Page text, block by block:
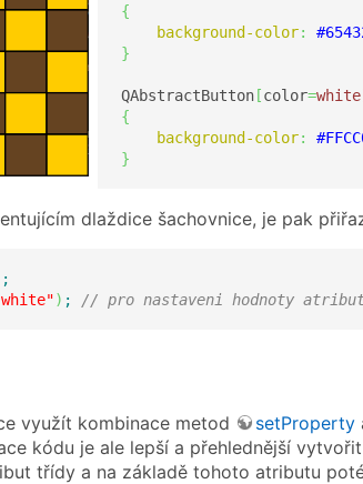
{
background-color:
}
QAbstractButton [color=white
{
background-color:
}
dlaždice šachovnice, je pak
;
) ; // pro nastaveni hodnoty
využít kombinace metod setProperty
kódu je ale lepší a přehlednější
třídy a na základě tohoto atributu